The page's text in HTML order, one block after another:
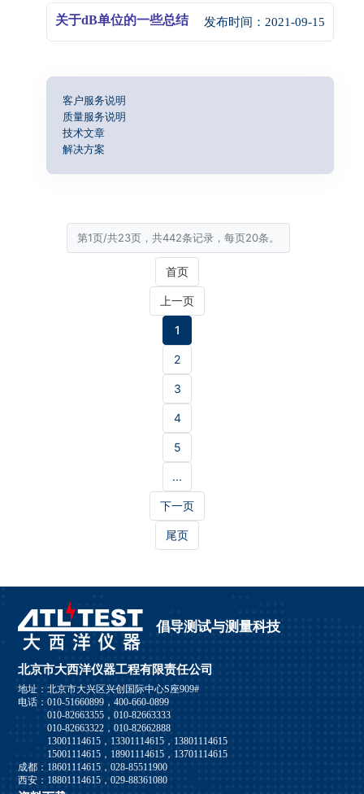
关于dB单位的一些总结 发布时间： 2021-09-15
客户服务说明
质量服务说明
技术文章
解决方案
第1页/共23页，共442条记录，每页20条。
首页
上一页
1
2
3
4
5
...
下一页
尾页
倡导测试与测量科技
北京市大西洋仪器工程有限责任公司
地址：北京市大兴区兴创国际中心S座909#
电话：010-51660899，400-660-0899
010-82663355，010-82663333
010-82663322，010-82662888
13001114615，13301114615，13801114615
15001114615，18901114615，13701114615
成都：18601114615，028-85511900
西安：18801114615，029-88361080